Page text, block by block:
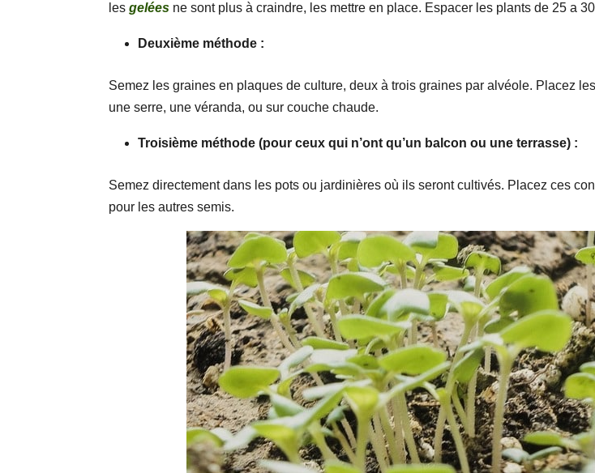
lesgelées ne sont plus à craindre, les mettre en place. Espacer les plants de 25 a
Deuxième méthode :
Semez les graines en plaques de culture, deux à trois graines par alvéole. Placez
une serre, une véranda, ou sur couche chaude.
Troisième méthode (pour ceux qui n’ont qu’un balcon ou une terrasse) :
Semez directement dans les pots ou jardinières où ils seront cultivés. Placez ces
pour les autres semis.